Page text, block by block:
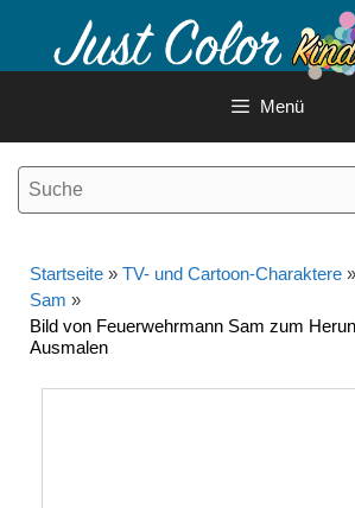
Inhalt
Menü
Startseite » TV- und Cartoon-Charaktere »
Sam »
Bild von Feuerwehrmann Sam zum
Ausmalen